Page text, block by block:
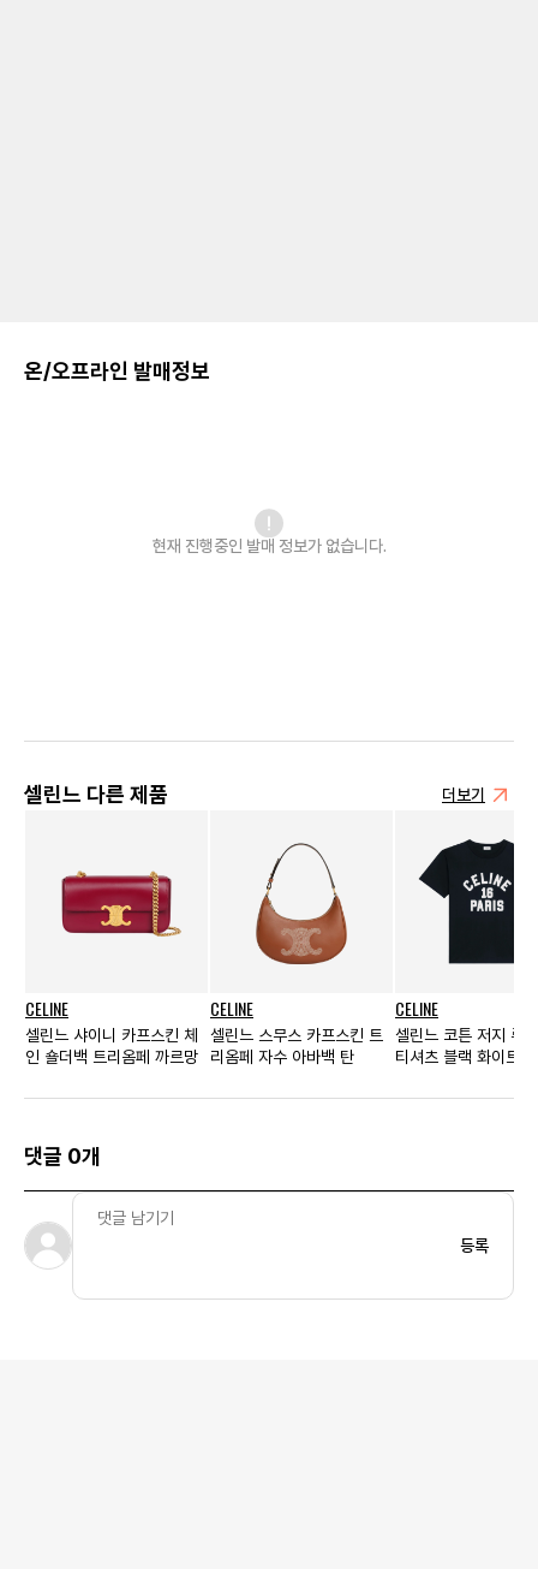
온/오프라인 발매정보
현재 진행중인 발매 정보가 없습니다.
셀린느 다른 제품 더보기
CELINE
셀린느 샤이니 카프스킨 체
인 숄더백 트리옴페 까르망
CELINE
셀린느 스무스 카프스킨 트
리옴페 자수 아바백 탄
CELINE
셀린느 코튼 저지 루
티셔츠 블랙 화이트
댓글 0개
등록